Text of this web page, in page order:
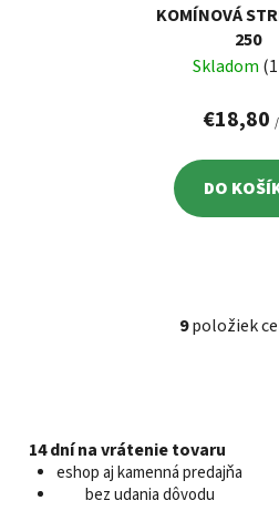
KOMÍNOVÁ
250
Skladom
€18,80
DO
O
9položiek
14 dní na vrátenie tovaru
eshop aj kamenná predajňa
bez udania dôvodu